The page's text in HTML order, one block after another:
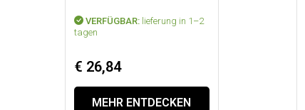
VERFÜGBAR: lieferung in 1–2
tagen
€ 26,84
MEHR ENTDECKEN